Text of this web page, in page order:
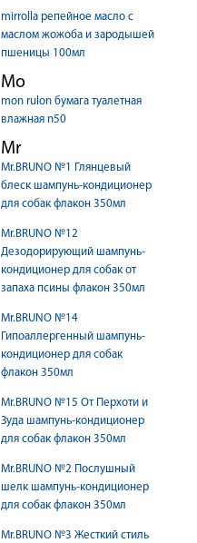
mirrolla репейное масло с
маслом жожоба и зародышей
пшеницы 100мл
Mo
mon rulon бумага туалетная
влажная n50
Mr
Mr.BRUNO №1 Глянцевый
блеск шампунь-кондиционер
для собак флакон 350мл
Mr.BRUNO №12
Дезодорирующий шампунь-
кондиционер для собак от
запаха псины флакон 350мл
Mr.BRUNO №14
Гипоаллергенный шампунь-
кондиционер для собак
флакон 350мл
Mr.BRUNO №15 От Перхоти и
Зуда шампунь-кондиционер
для собак флакон 350мл
Mr.BRUNO №2 Послушный
шелк шампунь-кондиционер
для собак флакон 350мл
Mr.BRUNO №3 Жесткий стиль